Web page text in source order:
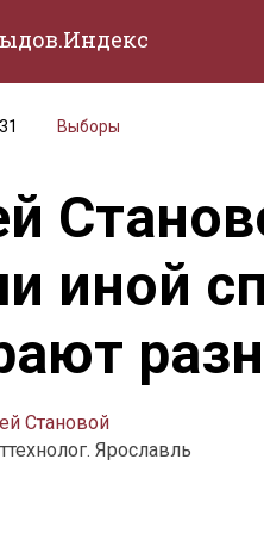
Выборы
иной
Становой
Ярославль